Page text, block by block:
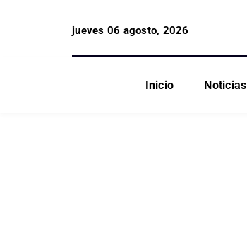
jueves 06 agosto, 2026
Inicio Noticias